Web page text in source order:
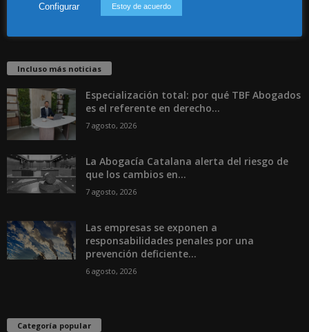
Incluso más noticias
Especialización total: por qué TBF Abogados
es el referente en derecho...
7 agosto, 2026
La Abogacía Catalana alerta del riesgo de
que los cambios en...
7 agosto, 2026
Las empresas se exponen a
responsabilidades penales por una
prevención deficiente...
6 agosto, 2026
Categoría popular
Configurar Estoy de acuerdo